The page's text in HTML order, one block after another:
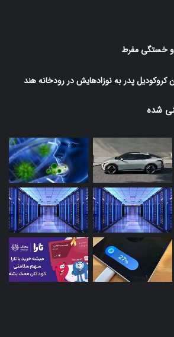
و خستگی مفرط
کروکودیل پدر به نوزادهایش در رودخانه هند
شده